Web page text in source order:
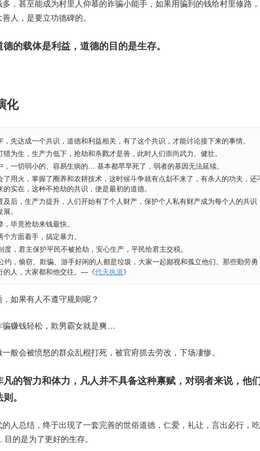
，甚至能成为村里人仰慕的诈骗小能手，如果用骗到的钱给村里修路
人，是要立功德碑的。
的载体是利益，道德的目的是生存。
化
，先达成一个共识，道德和利益相关，有了这个共识，才能讨论接下来的事情。
猎为生，生产力低下，抢劫和杀戮才是善，此时人们崇尚武力、健壮。
，一切弱小的、容易生病的… 基本都早早死了，弱者的基因无法延续。
了用火，掌握了圈养和农耕技术，这时候斗争就有点划不来了，有杀人的功夫，还
实在，这种不抢劫的共识，便是最初的道德。
及后，生产力提升，人们开始有了个人财产，保护个人私有财产成为每个人的共识
。
毕竟抢劫来钱最快。
方面着手，搞定暴力。
度，君主保护平民不被抢劫，安心生产，平民给君主交税。
约，偷窃、欺骗、游手好闲的人都是垃圾，大家一起鄙视和孤立他们。那些勤劳勇
的人，大家都和他交往。—《代天执道》
如果有人不遵守规则呢？
骗赚钱轻松，欺男霸女就是爽…
般会被愤怒的群众乱棍打死，被官府抓去劳改，下场凄惨。
的智力和体力，凡人并不具备这种禀赋，对弱者来说，他
。
人总结，终于出现了一套完善的世俗道德，仁爱，礼让，言出必行，
的是为了更好的生存。